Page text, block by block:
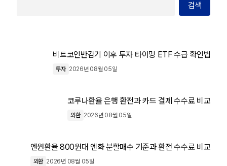
검색
비트코인반감기 이후 투자 타이밍 ETF 수급 확인법
투자 2026년 08월 05일
코루나환율 은행 환전과 카드 결제 수수료 비교
외환 2026년 08월 05일
엔원환율 800원대 엔화 분할매수 기준과 환전 수수료 비교
외환 2026년 08월 05일